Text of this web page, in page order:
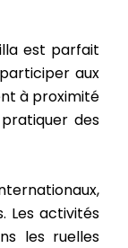
est parfait
aux
à proximité
des
Les activités
les ruelles